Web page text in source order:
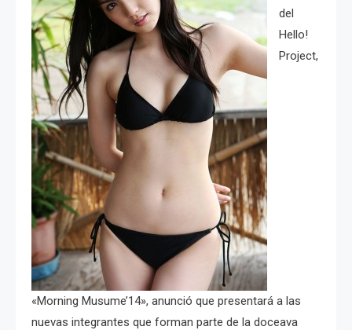
del
Hello!
Project,
«Morning Musume’14», anunció que presentará a las
nuevas integrantes que forman parte de la doceava